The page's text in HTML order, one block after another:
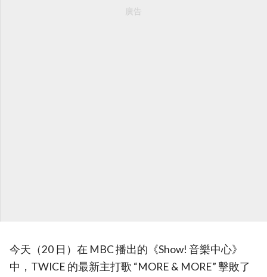
廣告
今天（20 日）在 MBC 播出的《Show! 音樂中心》
中，TWICE 的最新主打歌 “MORE & MORE” 擊敗了